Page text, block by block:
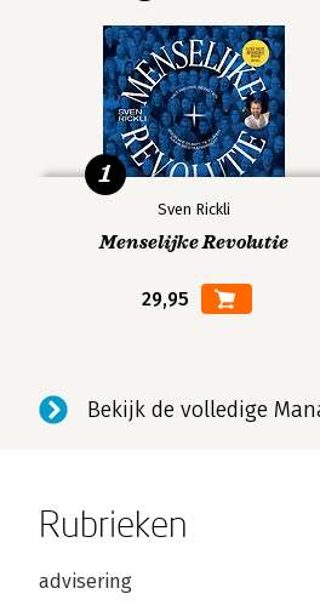
Sven Rickli
Menselijke Revolutie
29,95
1
Bekijk de volledige
Rubrieken
advisering